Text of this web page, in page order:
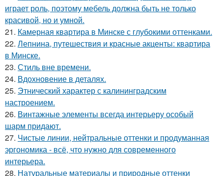
играет роль, поэтому мебель должна быть не только
красивой, но и умной.
21. Камерная квартира в Минске с глубокими оттенками.
22. Лепнина, путешествия и красные акценты: квартира
в Минске.
23. Стиль вне времени.
24. Вдохновение в деталях.
25. Этнический характер с калининградским
настроением.
26. Винтажные элементы всегда интерьеру особый
шарм придают.
27. Чистые линии, нейтральные оттенки и продуманная
эргономика - всё, что нужно для современного
интерьера.
28. Натуральные материалы и природные оттенки